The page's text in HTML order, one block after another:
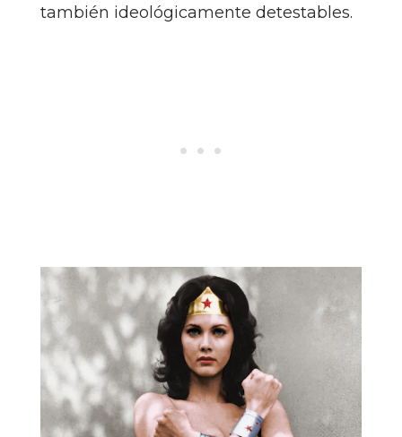
también ideológicamente detestables.